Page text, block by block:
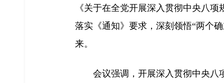
《关于在全党开展深入贯彻中央八
落实《通知》要求，深刻领悟“两个
来。
会议强调，开展深入贯彻中央八